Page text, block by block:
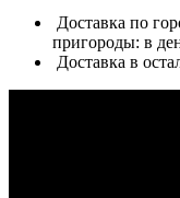
Доставка по
пригороды: в
Доставка в